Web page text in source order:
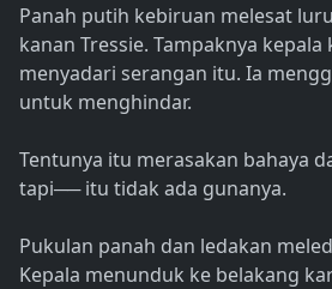
Panah putih kebiruan melesat
kanan Tressie. Tampaknya kepala
menyadari serangan itu. Ia
untuk menghindar.
Tentunya itu merasakan bahaya
tapi── itu tidak ada gunanya.
Pukulan panah dan ledakan
Kepala menunduk ke belakang